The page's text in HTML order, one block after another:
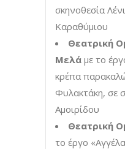
σκηνοθεσία
Καραθύμιου
Θεατρική
Μελά με το
κρέπα
Φυλακτάκη, σε
Αμοιρίδου
Θεατρική
το έργο